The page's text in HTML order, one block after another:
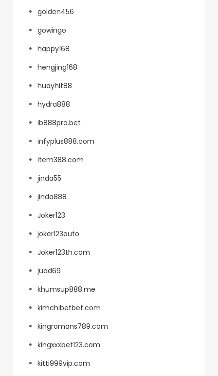
golden456
gowingo
happy168
hengjing168
huayhit88
hydra888
ib888pro.bet
infyplus888.com
item388.com
jinda55
jinda888
Joker123
joker123auto
Joker123th.com
juad69
khumsup888.me
kimchibetbet.com
kingromans789.com
kingxxxbet123.com
kitti999vip.com